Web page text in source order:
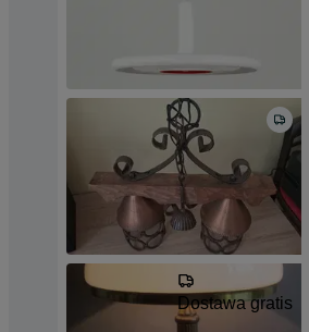
Dostawa gratis